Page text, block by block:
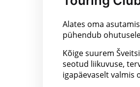
Alates oma
pühendub
Kõige suurem
seotud liikuvuse,
igapäevaselt valmis